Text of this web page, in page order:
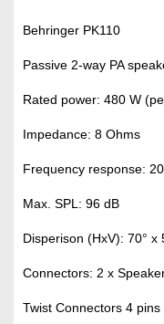
Behringer PK110
Passive 2-way PA
Rated power: 480 W
Impedance: 8 Ohms
Frequency response:
Max. SPL: 96 dB
Disperison (HxV): 70° x
Connectors: 2 x
Twist Connectors 4 pins